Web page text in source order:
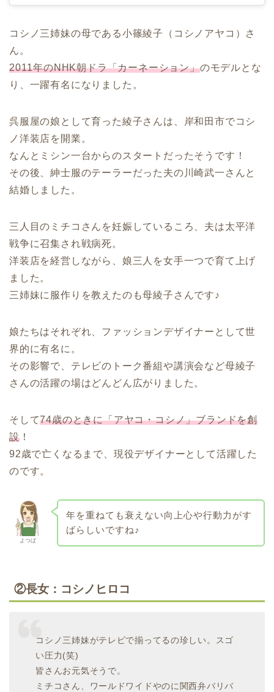
コシノ三姉妹の母である小篠綾子（コシノアヤコ）さ
ん。
2011年のNHK朝ドラ「カーネーション」のモデルとな
り、一躍有名になりました。
呉服屋の娘として育った綾子さんは、岸和田市でコシ
ノ洋装店を開業。
なんとミシン一台からのスタートだったそうです！
その後、紳士服のテーラーだった夫の川崎武一さんと
結婚しました。
三人目のミチコさんを妊娠しているころ、夫は太平洋
戦争に召集され戦病死。
洋装店を経営しながら、娘三人を女手一つで育て上げ
ました。
三姉妹に服作りを教えたのも母綾子さんです♪
娘たちはそれぞれ、ファッションデザイナーとして世
界的に有名に。
その影響で、テレビのトーク番組や講演会など母綾子
さんの活躍の場はどんどん広がりました。
そして74歳のときに「アヤコ・コシノ」ブランドを創
設！
92歳で亡くなるまで、現役デザイナーとして活躍した
のです。
よつば
年を重ねても衰えない向上心や行動力がす
ばらしいですね♪
②長女：コシノヒロコ
コシノ三姉妹がテレビで揃ってるの珍しい。スゴ
い圧力(笑)
皆さんお元気そうで。
ミチコさん、ワールドワイドやのに関西弁バリバ